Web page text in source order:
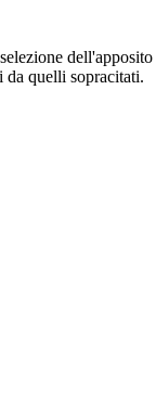
da quelli sopracitati.